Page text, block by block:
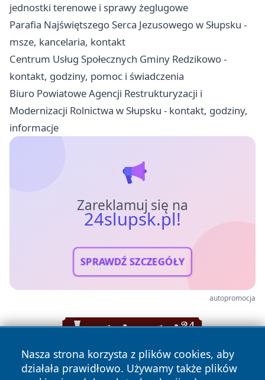
jednostki terenowe i sprawy żeglugowe
Parafia Najświętszego Serca Jezusowego w Słupsku -
msze, kancelaria, kontakt
Centrum Usług Społecznych Gminy Redzikowo -
kontakt, godziny, pomoc i świadczenia
Biuro Powiatowe Agencji Restrukturyzacji i
Modernizacji Rolnictwa w Słupsku - kontakt, godziny,
informacje
Zareklamuj się na
24slupsk.pl!
SPRAWDŹ SZCZEGÓŁY
autopromocja
Nasza strona korzysta z plików cookies, aby
działała prawidłowo. Używamy także plików